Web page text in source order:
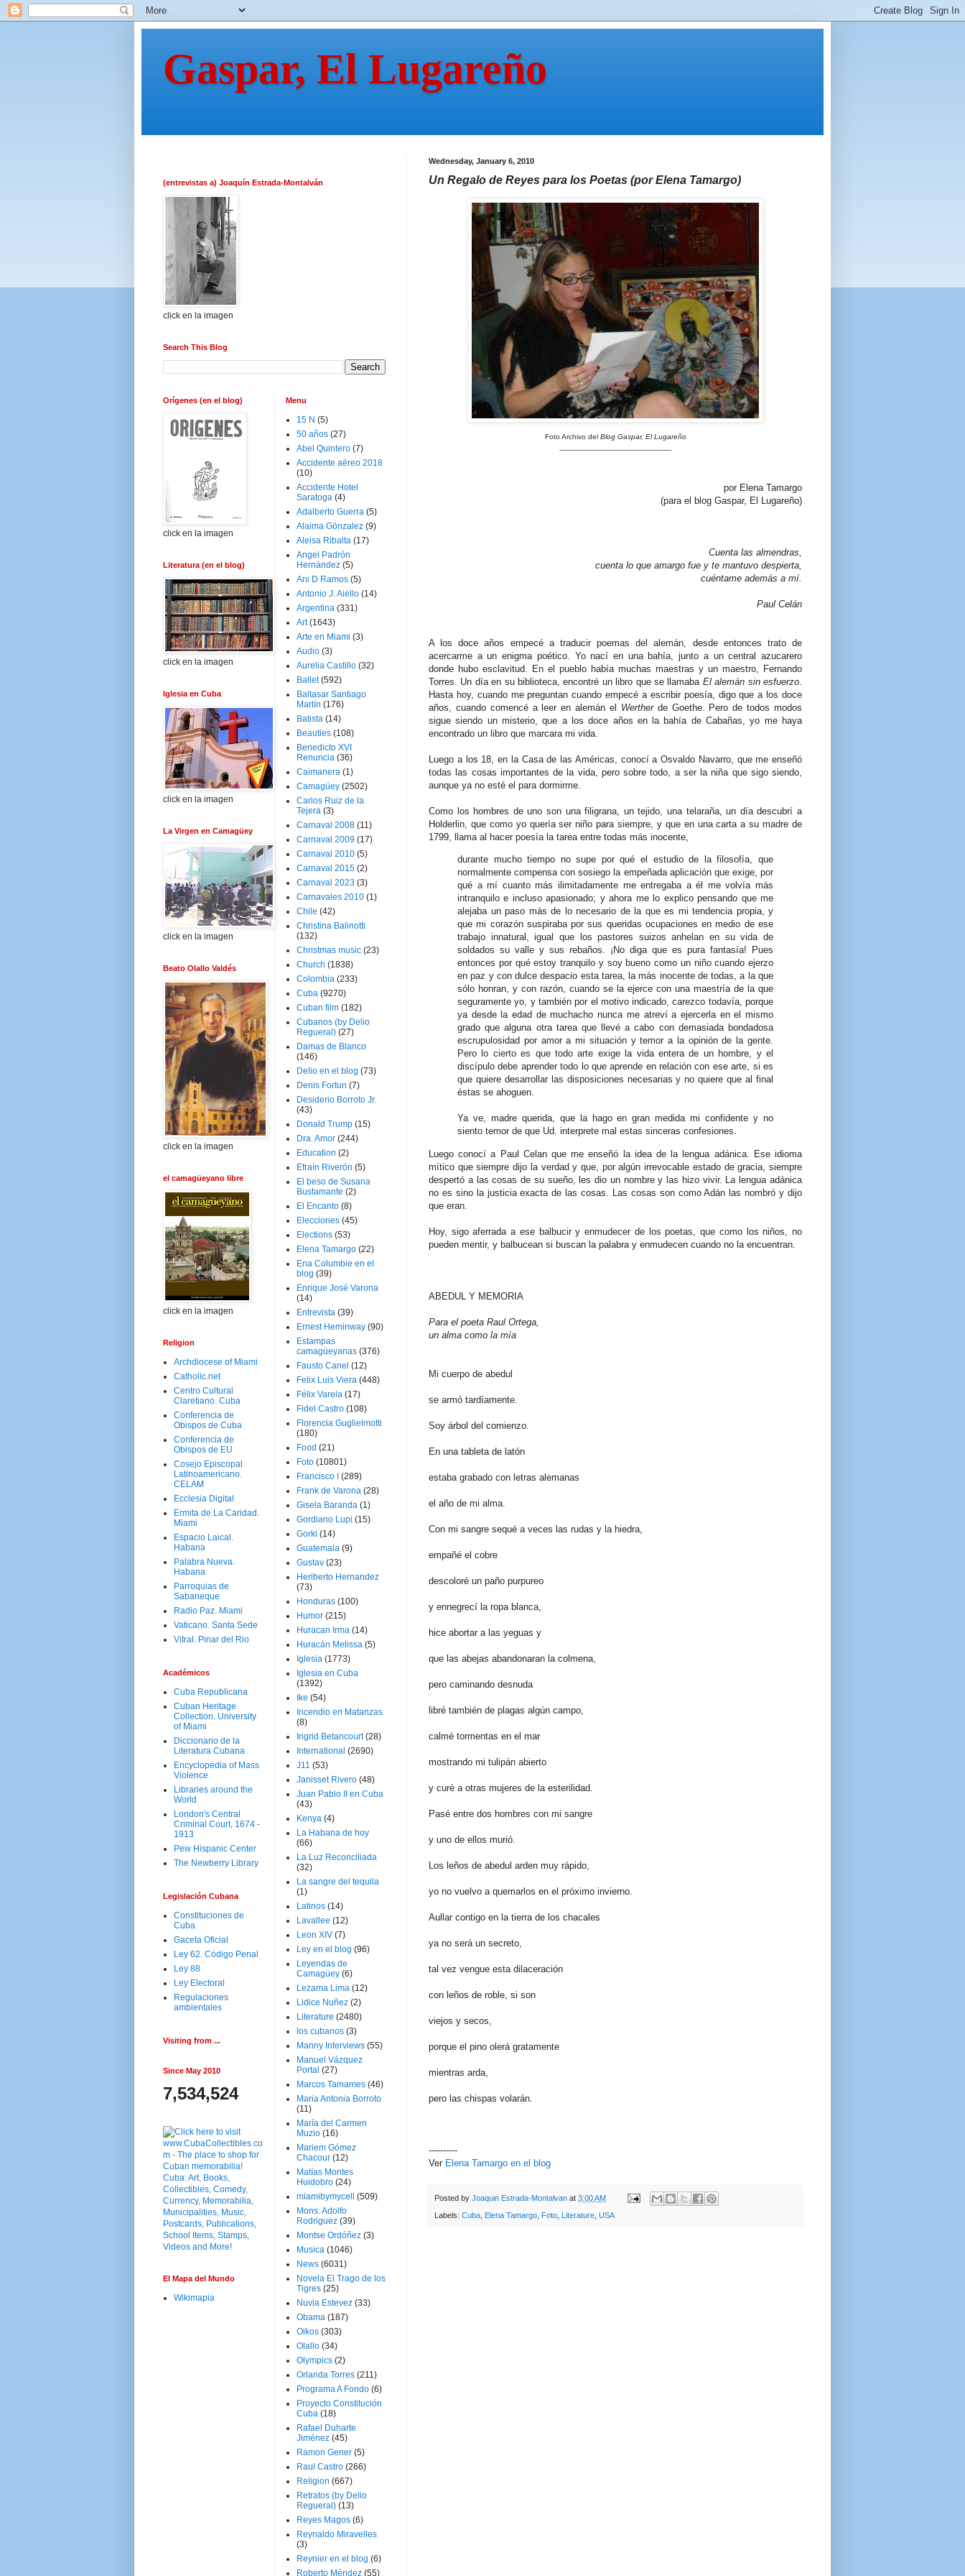
Gaspar, El Lugareño
Wednesday, January 6, 2010
Un Regalo de Reyes para los Poetas (por Elena Tamargo)
Foto Archivo del Blog Gaspar, El Lugareño
----------------------------------------------------
por Elena Tamargo
(para el blog Gaspar, El Lugareño)
Cuenta las almendras,
cuenta lo que amargo fue y te mantuvo despierta,
cuéntame además a mí.
Paul Celán
A los doce años empecé a traducir poemas del alemán, desde entonces trato de
acercarme a un enigma poético. Yo nací en una bahía, junto a un central azucarero
donde hubo esclavitud. En el pueblo había muchas maestras y un maestro, Fernando
Torres. Un día en su biblioteca, encontré un libro que se llamaba El alemán sin esfuerzo.
Hasta hoy, cuando me preguntan cuando empecé a escribir poesía, digo que a los doce
años, cuando comencé a leer en alemán el Wertherde Goethe. Pero de todos modos
sigue siendo un misterio, que a los doce años en la bahía de Cabañas, yo me haya
encontrado un libro que marcara mi vida.
Luego a los 18, en la Casa de las Américas, conocí a Osvaldo Navarro, que me enseñó
todas las cosas importantes de la vida, pero sobre todo, a ser la niña que sigo siendo,
aunque ya no esté el para dormirme.
Como los hombres de uno son una filigrana, un tejido, una telaraña, un día descubrí a
Holderlin, que como yo quería ser niño para siempre, y que en una carta a su madre de
1799, llama al hacer poesía la tarea entre todas más inocente,
durante mucho tiempo no supe por qué el estudio de la filosofía, que
normalmente compensa con sosiego la empeñada aplicación que exige, por
qué a mí cuanto más ilimitadamente me entregaba a él me volvía más
intranquilo e incluso apasionado; y ahora me lo explico pensando que me
alejaba un paso más de lo necesario de la que es mi tendencia propia, y
que mi corazón suspiraba por sus queridas ocupaciones en medio de ese
trabajo innatural, igual que los pastores suizos anhelan en su vida de
soldados su valle y sus rebaños. ¡No diga que es pura fantasía! Pues
entonces por qué estoy tranquilo y soy bueno como un niño cuando ejerzo
en paz y con dulce despacio esta tarea, la más inocente de todas, a la que
sólo honran, y con razón, cuando se la ejerce con una maestría de la que
seguramente yo, y también por el motivo indicado, carezco todavía, porque
ya desde la edad de muchacho nunca me atreví a ejercerla en el mismo
grado que alguna otra tarea que llevé a cabo con demasiada bondadosa
escrupulosidad por amor a mi situación y temor a la opinión de la gente.
Pero lo cierto es que todo arte exige la vida entera de un hombre, y el
discípulo debe aprender todo lo que aprende en relación con ese arte, si es
que quiere desarrollar las disposiciones necesarias y no quiere que al final
éstas se ahoguen.
Ya ve, madre querida, que la hago en gran medida mi confidente y no
siento temor de que Ud. interprete mal estas sinceras confesiones.
Luego conocí a Paul Celan que me enseñó la idea de la lengua adánica. Ese idioma
mítico que siempre dijo la verdad y que, por algún irrevocable estado de gracia, siempre
despertó a las cosas de su sueño, les dio un nombre y las hizo vivir. La lengua adánica
no es sino la justicia exacta de las cosas. Las cosas son como Adán las nombró y dijo
que eran.
Hoy, sigo aferrada a ese balbucir y enmudecer de los poetas, que como los niños, no
pueden mentir, y balbucean si buscan la palabra y enmudecen cuando no la encuentran.
ABEDUL Y MEMORIA
Para el poeta Raul Ortega,
un alma como la mía
Mi cuerpo de abedul
se armó tardíamente.
Soy árbol del comienzo.
En una tableta de latón
estaba grabado con letras alemanas
el año de mi alma.
Con mi sangre sequé a veces las rudas y la hiedra,
empañé el cobre
descoloré un paño purpureo
y ennegrecí la ropa blanca,
hice abortar a las yeguas y
que las abejas abandonaran la colmena,
pero caminando desnuda
libré también de plagas algún campo,
calmé tormentas en el mar
mostrando mi tulipán abierto
y curé a otras mujeres de la esterilidad.
Pasé entre dos hombres con mi sangre
y uno de ellos murió.
Los leños de abedul arden muy rápido,
yo no vuelvo a quemarlos en el próximo invierno.
Aullar contigo en la tierra de los chacales
ya no será un secreto,
tal vez vengue esta dilaceración
con leños de roble, si son
viejos y secos,
porque el pino olerá gratamente
mientras arda,
pero las chispas volarán.
----------
Ver Elena Tamargo en el blog
Posted by Joaquin Estrada-Montalvan at 3:00 AM
Labels: Cuba Elena Tamargo Foto Literature USA
(entrevistas a) Joaquín Estrada-Montalván
click en la imagen
Search This Blog
Orígenes (en el blog)
click en la imagen
Literatura (en el blog)
click en la imagen
Iglesia en Cuba
click en la imagen
La Virgen en Camagüey
click en la imagen
Beato Olallo Valdés
click en la imagen
el camagüeyano libre
click en la imagen
Religion
Archdiocese of Miami
Catholic.net
Centro Cultural
Claretiano. Cuba
Conferencia de
Obispos de Cuba
Conferencia de
Obispos de EU
Cosejo Episcopal
Latinoamericano.
CELAM
Ecclesia Digital
Ermita de La Caridad.
Miami
Espacio Laical.
Habana
Palabra Nueva.
Habana
Parroquias de
Sabaneque
Radio Paz. Miami
Vaticano. Santa Sede
Vitral. Pinar del Rio
Académicos
Cuba Republicana
Cuban Heritage
Collection. University
of Miami
Diccionario de la
Literatura Cubana
Encyclopedia of Mass
Violence
Libraries around the
World
London's Central
Criminal Court, 1674 -
1913
Pew Hispanic Center
The Newberry Library
Legislación Cubana
Constituciones de
Cuba
Gaceta Oficial
Ley 62. Código Penal
Ley 88
Ley Electoral
Regulaciones
ambientales
Visiting from ...
Since May 2010
7,534,524
El Mapa del Mundo
Wikimapia
Menu
15 N (5)
50 años (27)
Abel Quintero (7)
Accidente aéreo 2018
(10)
Accidente Hotel
Saratoga (4)
Adalberto Guerra (5)
Alaima Gónzalez (9)
Aleisa Ribalta (17)
Angel Padrón
Hernández (5)
Ani D Ramos (5)
Antonio J. Aiello (14)
Argentina (331)
Art (1643)
Arte en Miami (3)
Audio (3)
Aurelia Castillo (32)
Ballet (592)
Baltasar Santiago
Martín (176)
Batista (14)
Beauties (108)
Benedicto XVI
Renuncia (36)
Caimanera (1)
Camagüey (2502)
Carlos Ruiz de la
Tejera (3)
Carnaval 2008 (11)
Carnaval 2009 (17)
Carnaval 2010 (5)
Carnaval 2015 (2)
Carnaval 2023 (3)
Carnavales 2010 (1)
Chile (42)
Christina Balinotti
(132)
Christmas music (23)
Church (1838)
Colombia (233)
Cuba (9270)
Cuban film (182)
Cubanos (by Delio
Regueral) (27)
Damas de Blanco
(146)
Delio en el blog (73)
Denis Fortun (7)
Desiderio Borroto Jr.
(43)
Donald Trump (15)
Dra. Amor (244)
Education (2)
Efraín Riverón (5)
El beso de Susana
Bustamante (2)
El Encanto (8)
Elecciones (45)
Elections (53)
Elena Tamargo (22)
Ena Columbie en el
blog (39)
Enrique José Varona
(14)
Entrevista (39)
Ernest Heminway (90)
Estampas
camagüeyanas (376)
Fausto Canel (12)
Felix Luis Viera (448)
Félix Varela (17)
Fidel Castro (108)
Florencia Guglielmotti
(180)
Food (21)
Foto (10801)
Francisco I
(289)
Frank de Varona (28)
Gisela Baranda (1)
Gordiano Lupi (15)
Gorki (14)
Guatemala (9)
Gustav (23)
Heriberto Hernandez
(73)
Honduras (100)
Humor (215)
Huracan Irma (14)
Huracán Melissa (5)
Iglesia (1773)
Iglesia en Cuba
(1392)
Ike (54)
Incendio en Matanzas
(8)
Ingrid Betancourt (28)
International (2690)
J11 (53)
Janisset Rivero (48)
Juan Pablo II en Cuba
(43)
Kenya (4)
La Habana de hoy
(66)
La Luz Reconciliada
(32)
La sangre del tequila
(1)
Latinos (14)
Lavallee (12)
Leon XIV (7)
Ley en el blog (96)
Leyendas de
Camagüey (6)
Lezama Lima (12)
Lidice Nuñez (2)
Literature (2480)
los cubanos (3)
Manny Interviews (55)
Manuel Vázquez
Portal (27)
Marcos Tamames (46)
Maria Antonia Borroto
(11)
María del Carmen
Muzio (16)
Mariem Gómez
Chacour (12)
Matías Montes
Huidobro (24)
miamibymycell
(509)
Mons. Adolfo
Rodriguez (39)
Montse Ordóñez (3)
Musica (1046)
News (6031)
Novela El Trago de los
Tigres (25)
Nuvia Estevez (33)
Obama (187)
Oikos (303)
Olallo (34)
Olympics (2)
Orlanda Torres (211)
Programa A Fondo (6)
Proyecto Constitución
Cuba (18)
Rafael Duharte
Jiménez (45)
Ramon Gener (5)
Raul Castro (266)
Religion (667)
Retratos (by Delio
Regueral) (13)
Reyes Magos (6)
Reynaldo Miravelles
(3)
Reynier en el blog (6)
Roberto Méndez (55)